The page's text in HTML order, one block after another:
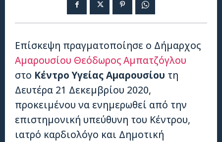
Επίσκεψη πραγματοποίησε ο Δήμαρχος
Αμαρουσίου Θεόδωρος Αμπατζόγλου
στο Κέντρο Υγείας Αμαρουσίου τη
Δευτέρα 21 Δεκεμβρίου 2020,
προκειμένου να ενημερωθεί από την
επιστημονική υπεύθυνη του Κέντρου,
ιατρό καρδιολόγο και Δημοτική